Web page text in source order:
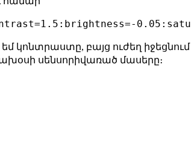
կոնտրաստը, բայց ուժեղ իջեցնում
սենսորիվառած մասերը։